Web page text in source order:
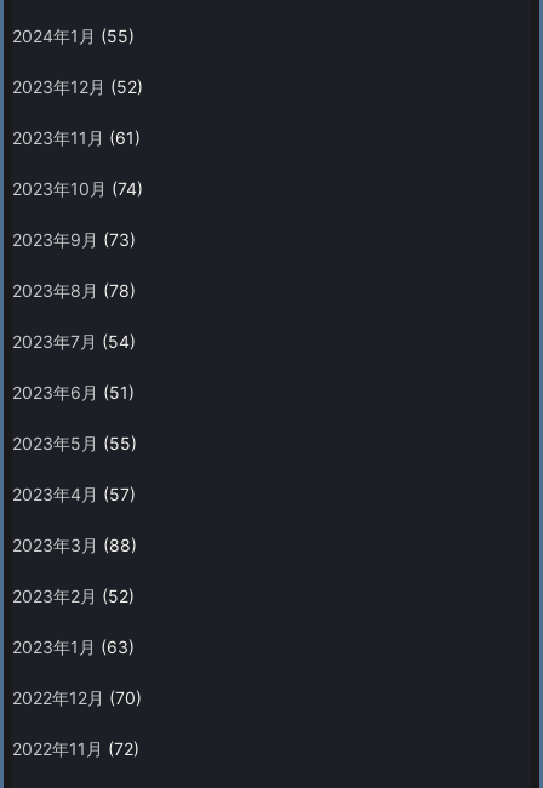
2024年1月 (55)
2023年12月 (52)
2023年11月 (61)
2023年10月 (74)
2023年9月 (73)
2023年8月 (78)
2023年7月 (54)
2023年6月 (51)
2023年5月 (55)
2023年4月 (57)
2023年3月 (88)
2023年2月 (52)
2023年1月 (63)
2022年12月 (70)
2022年11月 (72)